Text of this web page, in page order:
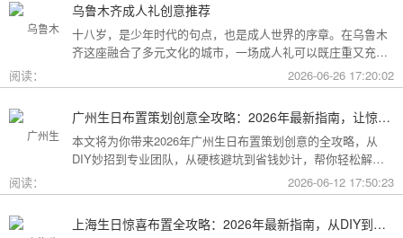
乌鲁木齐成人礼创意推荐
十八岁，是少年时代的句点，也是成人世界的序章。在乌鲁木
齐这座融合了多元文化的城市，一场成人礼可以既庄重又充满
创意。这份攻略为你梳理了从传统仪式到现代派对的多种可
能，希望能帮你找到最独特的那一种。
阅读： 2026-06-26 17:20:02
广州生日布置策划创意全攻略：2026年最新指南，让惊喜成为最难忘的记忆
本文将为你带来2026年广州生日布置策划创意的全攻略，从
DIY妙招到专业团队，从硬核避坑到省钱妙计，帮你轻松解锁
阅读： 2026-06-12 17:50:23
上海生日惊喜布置全攻略：2026年最新指南，从DIY到专业策划一站搞定